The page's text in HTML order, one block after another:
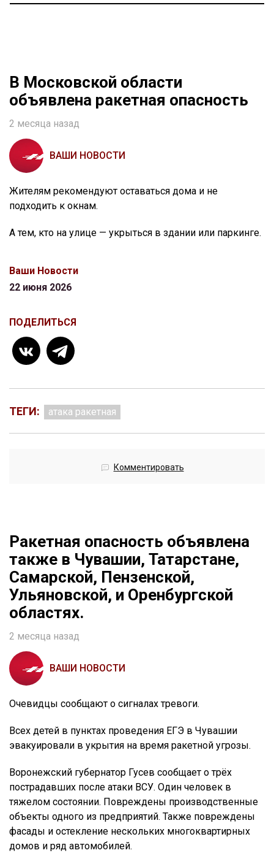
В Московской области
объявлена ракетная опасность
2 месяца назад
ВАШИ НОВОСТИ
Жителям рекомендуют оставаться дома и не
подходить к окнам.
А тем, кто на улице — укрыться в здании или паркинге.
Ваши Новости
22 июня 2026
ПОДЕЛИТЬСЯ
ТЕГИ: атака ракетная
Комментировать
Ракетная опасность объявлена
также в Чувашии, Татарстане,
Самарской, Пензенской,
Ульяновской, и Оренбургской
областях.
2 месяца назад
ВАШИ НОВОСТИ
Очевидцы сообщают о сигналах тревоги.
Всех детей в пунктах проведения ЕГЭ в Чувашии
эвакуировали в укрытия на время ракетной угрозы.
Воронежский губернатор Гусев сообщает о трёх
пострадавших после атаки ВСУ. Один человек в
тяжелом состоянии. Повреждены производственные
объекты одного из предприятий. Также повреждены
фасады и остекление нескольких многоквартирных
домов и ряд автомобилей.